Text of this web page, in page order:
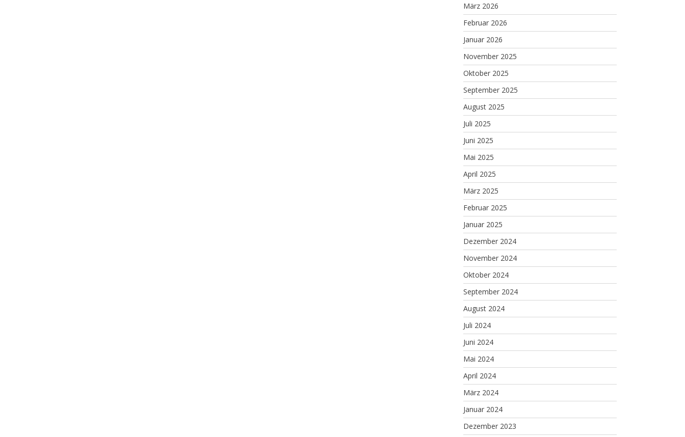
März 2026
Februar 2026
Januar 2026
November 2025
Oktober 2025
September 2025
August 2025
Juli 2025
Juni 2025
Mai 2025
April 2025
März 2025
Februar 2025
Januar 2025
Dezember 2024
November 2024
Oktober 2024
September 2024
August 2024
Juli 2024
Juni 2024
Mai 2024
April 2024
März 2024
Januar 2024
Dezember 2023